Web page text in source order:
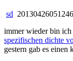
sd 20130426051246
immer wieder bin
spezifischen dichte
gestern gab es einen